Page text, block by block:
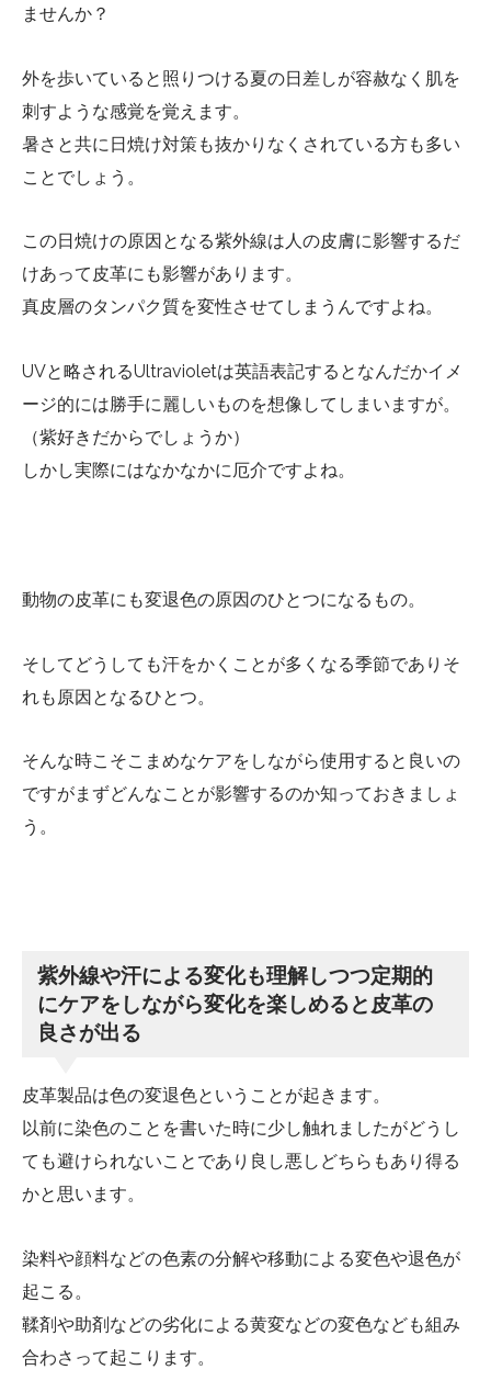
ませんか？
外を歩いていると照りつける夏の日差しが容赦なく肌を
刺すような感覚を覚えます。
暑さと共に日焼け対策も抜かりなくされている方も多い
ことでしょう。
この日焼けの原因となる紫外線は人の皮膚に影響するだ
けあって皮革にも影響があります。
真皮層のタンパク質を変性させてしまうんですよね。
UVと略されるUltravioletは英語表記するとなんだかイメ
ージ的には勝手に麗しいものを想像してしまいますが。
（紫好きだからでしょうか）
しかし実際にはなかなかに厄介ですよね。
動物の皮革にも変退色の原因のひとつになるもの。
そしてどうしても汗をかくことが多くなる季節でありそ
れも原因となるひとつ。
そんな時こそこまめなケアをしながら使用すると良いの
ですがまずどんなことが影響するのか知っておきましょ
う。
紫外線や汗による変化も理解しつつ定期的
にケアをしながら変化を楽しめると皮革の
良さが出る
皮革製品は色の変退色ということが起きます。
以前に染色のことを書いた時に少し触れましたがどうし
ても避けられないことであり良し悪しどちらもあり得る
かと思います。
染料や顔料などの色素の分解や移動による変色や退色が
起こる。
鞣剤や助剤などの劣化による黄変などの変色なども組み
合わさって起こります。